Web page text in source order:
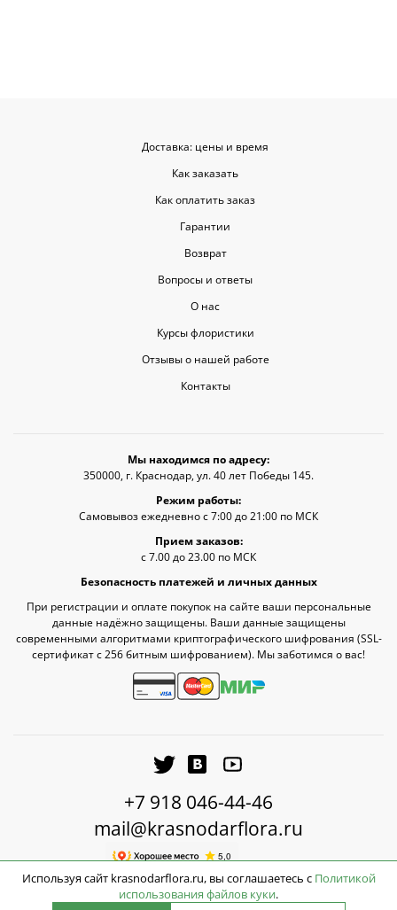
Используя сайт krasnodarflora.ru, вы соглашаетесь с Политикой
использования файлов куки.
Доставка: цены и время
Как заказать
Как оплатить заказ
Гарантии
Возврат
Вопросы и ответы
О нас
Курсы флористики
Отзывы о нашей работе
Контакты
Мы находимся по адресу:
350000, г. Краснодар, ул. 40 лет Победы 145.
Режим работы:
Самовывоз ежедневно с 7:00 до 21:00 по МСК
Прием заказов:
с 7.00 до 23.00 по МСК
Безопасность платежей и личных данных
При регистрации и оплате покупок на сайте ваши персональные
данные надёжно защищены. Ваши данные защищены
современными алгоритмами криптографического шифрования (SSL-
сертификат c 256 битным шифрованием). Мы заботимся о вас!
+7 918 046-44-46
mail@krasnodarflora.ru